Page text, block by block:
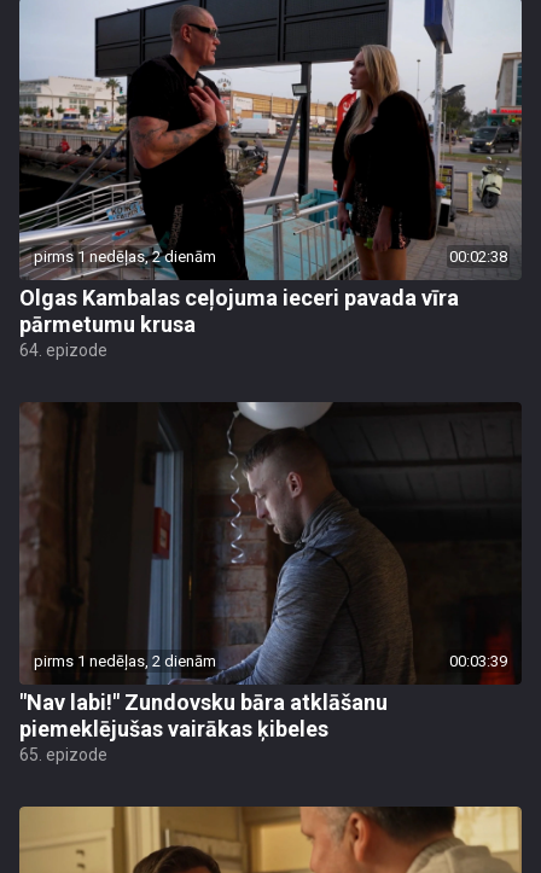
pirms 1 nedēļas, 2 dienām 00:02:38
Olgas Kambalas ceļojuma ieceri pavada vīra
pārmetumu krusa
64. epizode
pirms 1 nedēļas, 2 dienām 00:03:39
"Nav labi!" Zundovsku bāra atklāšanu
piemeklējušas vairākas ķibeles
65. epizode